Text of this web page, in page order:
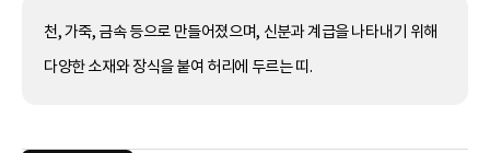
천, 가죽, 금속 등으로 만들어졌으며, 신분과 계급을 나타내기 위해
다양한 소재와 장식을 붙여 허리에 두르는 띠.